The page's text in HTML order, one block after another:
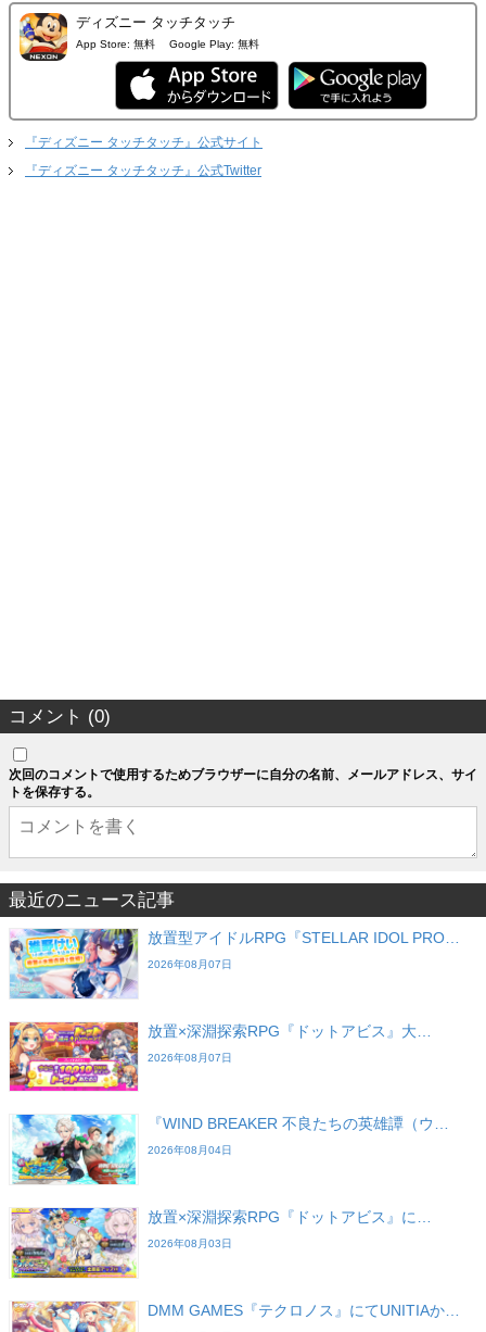
ディズニー タッチタッチ
App Store: 無料 Google Play: 無料
『ディズニー タッチタッチ』公式サイト
『ディズニー タッチタッチ』公式Twitter
コメント (0)
次回のコメントで使用するためブラウザーに自分の名前、メールアドレス、サイ
トを保存する。
最近のニュース記事
放置型アイドルRPG『STELLAR IDOL PRO…
2026年08月07日
放置×深淵探索RPG『ドットアビス』大…
2026年08月07日
『WIND BREAKER 不良たちの英雄譚（ウ…
2026年08月04日
放置×深淵探索RPG『ドットアビス』に…
2026年08月03日
DMM GAMES『テクロノス』にてUNITIAか…